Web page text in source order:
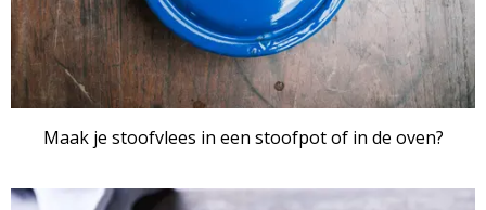
Maak je stoofvlees in een stoofpot of in de oven?